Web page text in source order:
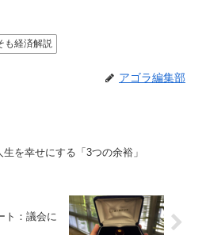
も経済解説
アゴラ編集部
生を幸せにする「3つの余裕」
ト：議会に